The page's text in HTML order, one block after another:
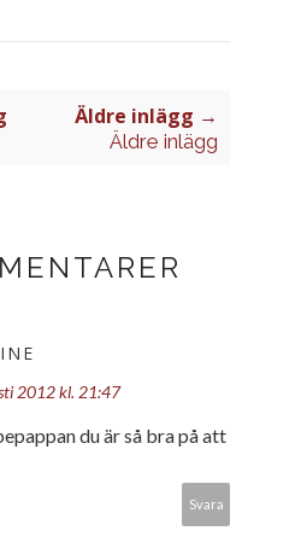
Äldre inlägg →
Äldre inlägg
2012 kl. 21:47
du är så bra på att
Svara